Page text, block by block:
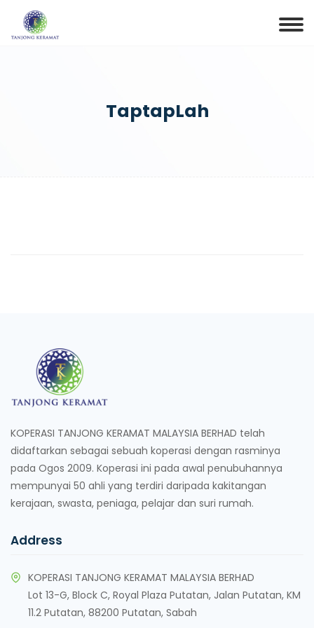
TaptapLah
KOPERASI TANJONG KERAMAT MALAYSIA BERHAD telah
didaftarkan sebagai sebuah koperasi dengan rasminya
pada Ogos 2009. Koperasi ini pada awal penubuhannya
mempunyai 50 ahli yang terdiri daripada kakitangan
kerajaan, swasta, peniaga, pelajar dan suri rumah.
Address
KOPERASI TANJONG KERAMAT MALAYSIA BERHAD
Lot 13-G, Block C, Royal Plaza Putatan, Jalan Putatan, KM
11.2 Putatan, 88200 Putatan, Sabah